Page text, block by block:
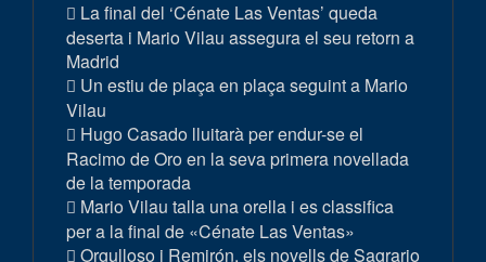
La final del ‘Cénate Las Ventas’ queda
deserta i Mario Vilau assegura el seu retorn a
Madrid
Un estiu de plaça en plaça seguint a Mario
Vilau
Hugo Casado lluitarà per endur-se el
Racimo de Oro en la seva primera novellada
de la temporada
Mario Vilau talla una orella i es classifica
per a la final de «Cénate Las Ventas»
Orgulloso i Remirón, els novells de Sagrario